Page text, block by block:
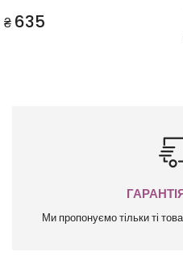
₴ 635
Ми пропонуємо тільки ті